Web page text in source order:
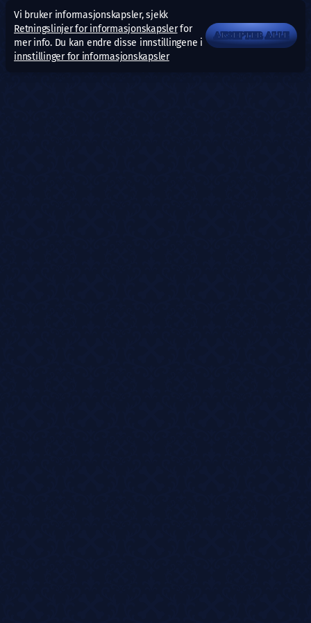
Vi bruker informasjonskapsler, sjekk
Retningslinjer for informasjonskapslerfor
mer info. Du kan endre disse innstillingene i
innstillinger for informasjonskapsler
AKSEPTER ALLE